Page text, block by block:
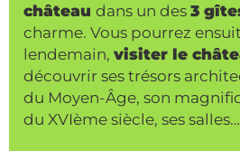
château dans un des 3
charme. Vous pourrez
lendemain, visiter le
découvrir ses trésors
du Moyen-Âge, son
du XVIème siècle, ses salles…